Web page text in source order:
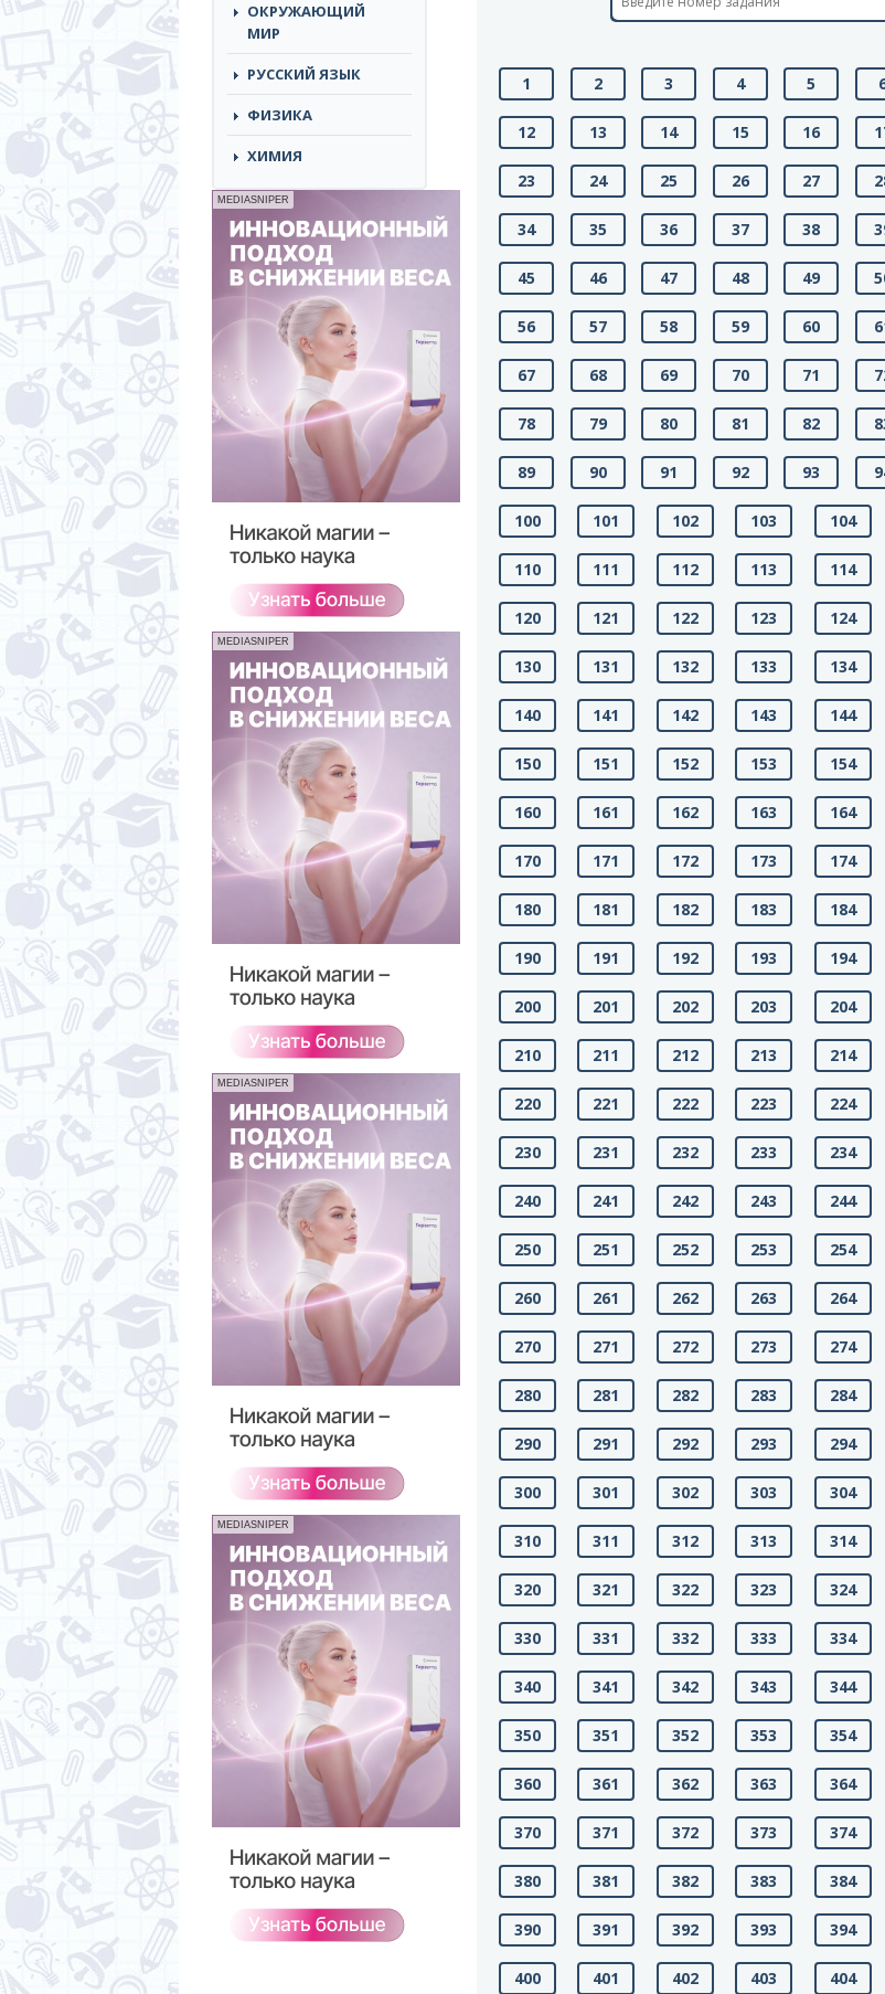
ОКРУЖАЮЩИЙ
МИР
РУССКИЙ ЯЗЫК
ФИЗИКА
ХИМИЯ
MEDIASNIPER
MEDIASNIPER
MEDIASNIPER
MEDIASNIPER
1 2 3 4 5
12 13 14 15 16
23 24 25 26 27
34 35 36 37 38
45 46 47 48 49
56 57 58 59 60
67 68 69 70 71
78 79 80 81 82
89 90 91 92 93
100 101 102 103 104
110 111 112 113 114
120 121 122 123 124
130 131 132 133 134
140 141 142 143 144
150 151 152 153 154
160 161 162 163 164
170 171 172 173 174
180 181 182 183 184
190 191 192 193 194
200 201 202 203 204
210 211 212 213 214
220 221 222 223 224
230 231 232 233 234
240 241 242 243 244
250 251 252 253 254
260 261 262 263 264
270 271 272 273 274
280 281 282 283 284
290 291 292 293 294
300 301 302 303 304
310 311 312 313 314
320 321 322 323 324
330 331 332 333 334
340 341 342 343 344
350 351 352 353 354
360 361 362 363 364
370 371 372 373 374
380 381 382 383 384
390 391 392 393 394
400 401 402 403 404